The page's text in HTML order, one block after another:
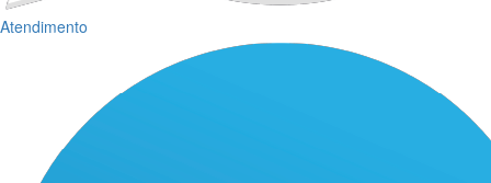
Atendimento